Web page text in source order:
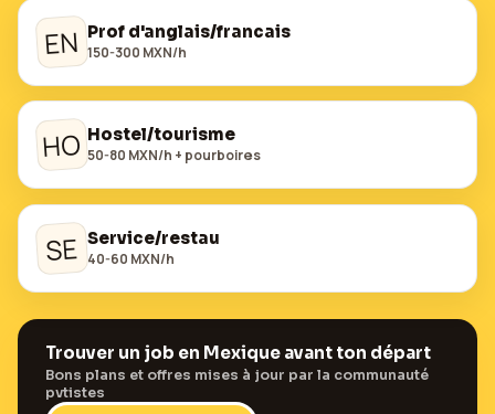
EN Prof d'anglais/francais
150-300 MXN/h
HO Hostel/tourisme
50-80 MXN/h + pourboires
SE Service/restau
40-60 MXN/h
Trouver un job en Mexique avant ton départ
Bons plans et offres mises à jour par la communauté
pvtistes